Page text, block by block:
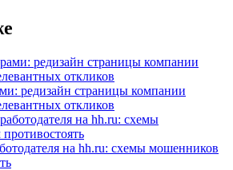
редизайн страницы компании
откликов
на hh.ru: схемы мошенников